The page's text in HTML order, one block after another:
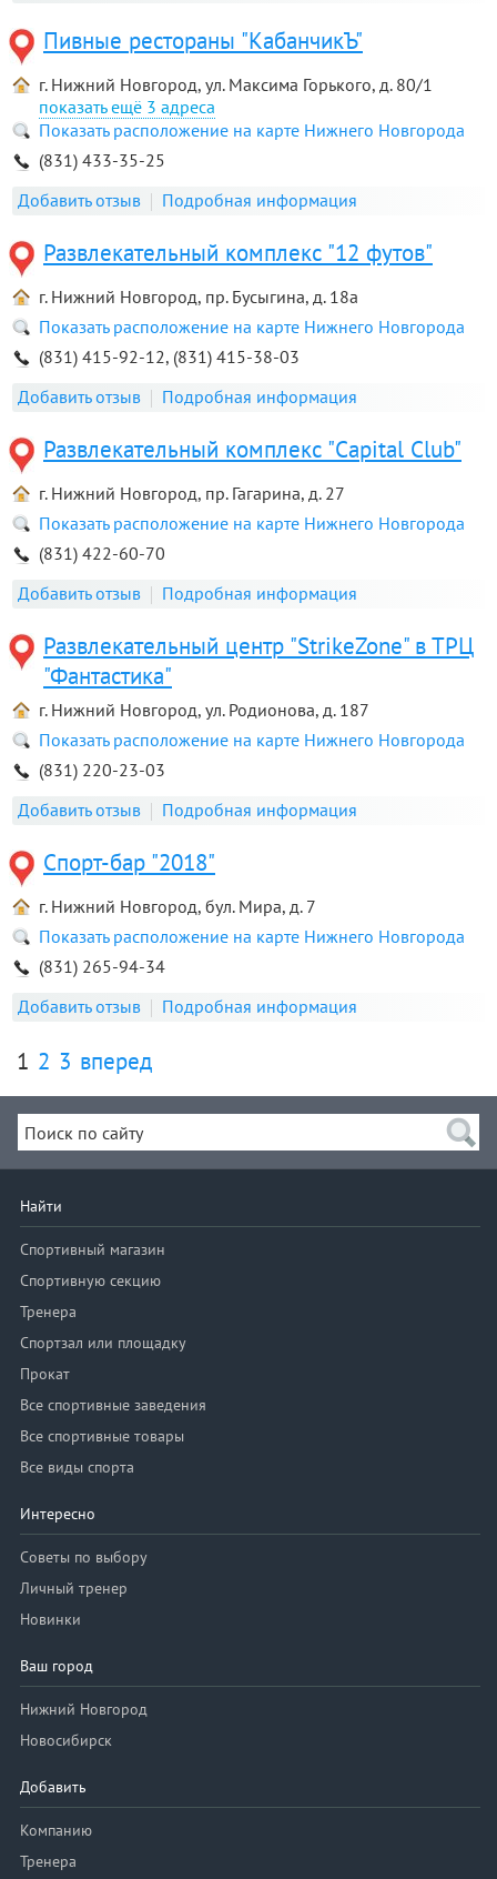
Пивные рестораны "КабанчикЪ"
г. Нижний Новгород, ул. Максима Горького, д. 80/1
3 адреса
Показать расположение на карте Нижнего Новгорода
(831) 433-35-25
Добавить отзыв
Подробная информация
Развлекательный комплекс "12 футов"
г. Нижний Новгород, пр. Бусыгина, д. 18а
Показать расположение на карте Нижнего Новгорода
(831) 415-92-12, (831) 415-38-03
Добавить отзыв
Подробная информация
Развлекательный комплекс "Capital Club"
г. Нижний Новгород, пр. Гагарина, д. 27
Показать расположение на карте Нижнего Новгорода
(831) 422-60-70
Добавить отзыв
Подробная информация
Развлекательный центр "StrikeZone" в ТРЦ
"Фантастика"
г. Нижний Новгород, ул. Родионова, д. 187
Показать расположение на карте Нижнего Новгорода
(831) 220-23-03
Добавить отзыв
Подробная информация
Спорт-бар "2018"
г. Нижний Новгород, бул. Мира, д. 7
Показать расположение на карте Нижнего Новгорода
(831) 265-94-34
Добавить отзыв
Подробная информация
1 2 3 вперед
Найти
Спортивный магазин
Спортивную секцию
Тренера
Спортзал или площадку
Прокат
Все спортивные заведения
Все спортивные товары
Все виды спорта
Интересно
Советы по выбору
Личный тренер
Новинки
Ваш город
Нижний Новгород
Новосибирск
Добавить
Компанию
Тренера